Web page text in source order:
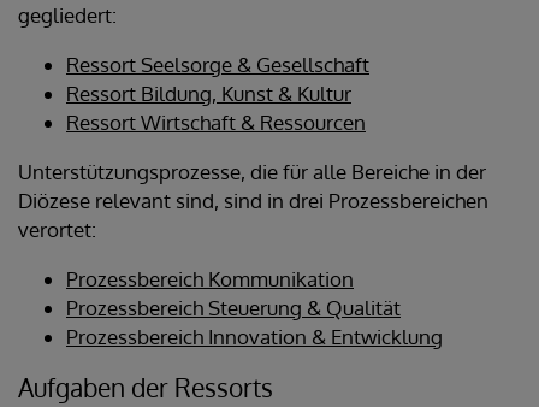
gegliedert:
Ressort Seelsorge & Gesellschaft
Ressort Bildung, Kunst & Kultur
Ressort Wirtschaft & Ressourcen
Unterstützungsprozesse, die für alle Bereiche in der
Diözese relevant sind, sind in drei Prozessbereichen
verortet:
Prozessbereich Kommunikation
Prozessbereich Steuerung & Qualität
Prozessbereich Innovation & Entwicklung
Aufgaben der Ressorts